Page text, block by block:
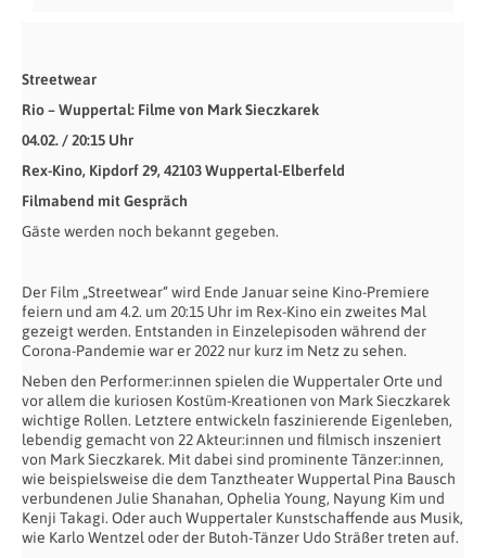
Streetwear
Rio – Wuppertal: Filme von Mark Sieczkarek
04.02. / 20:15 Uhr
Rex-Kino, Kipdorf 29, 42103 Wuppertal-Elberfeld
Filmabend mit Gespräch
Gäste werden noch bekannt gegeben.
Der Film „Streetwear“ wird Ende Januar seine Kino-Premiere
feiern und am 4.2. um 20:15 Uhr im Rex-Kino ein zweites Mal
gezeigt werden. Entstanden in Einzelepisoden während der
Corona-Pandemie war er 2022 nur kurz im Netz zu sehen.
Neben den Performer:innen spielen die Wuppertaler Orte und
vor allem die kuriosen Kostüm-Kreationen von Mark Sieczkarek
wichtige Rollen. Letztere entwickeln faszinierende Eigenleben,
lebendig gemacht von 22 Akteur:innen und filmisch inszeniert
von Mark Sieczkarek. Mit dabei sind prominente Tänzer:innen,
wie beispielsweise die dem Tanztheater Wuppertal Pina Bausch
verbundenen Julie Shanahan, Ophelia Young, Nayung Kim und
Kenji Takagi. Oder auch Wuppertaler Kunstschaffende aus Musik,
wie Karlo Wentzel oder der Butoh-Tänzer Udo Sträßer treten auf.